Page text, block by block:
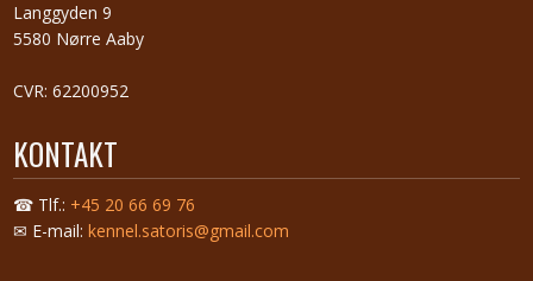
Langgyden 9
5580 Nørre Aaby
CVR: 62200952
KONTAKT
☎ Tlf.: +45 20 66 69 76
✉ E-mail: kennel.satoris@gmail.com